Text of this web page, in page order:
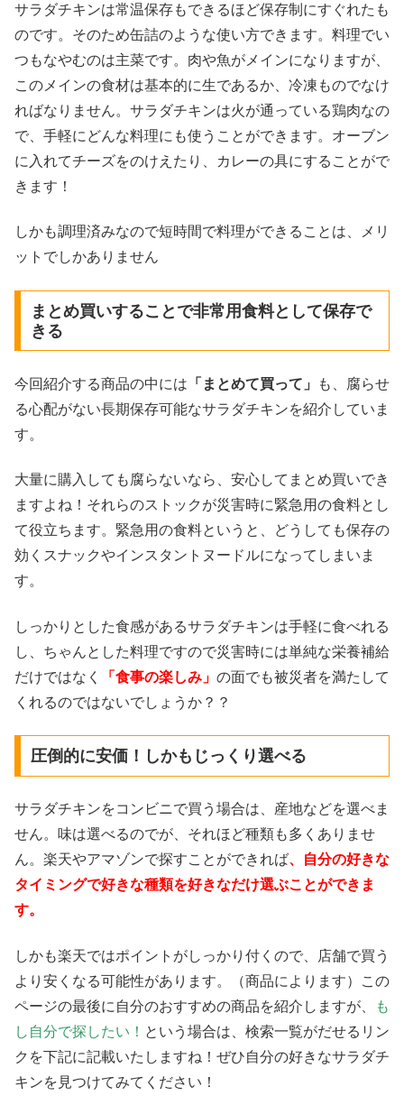
サラダチキンは常温保存もできるほど保存制にすぐれたも
のです。そのため缶詰のような使い方できます。料理でい
つもなやむのは主菜です。肉や魚がメインになりますが、
このメインの食材は基本的に生であるか、冷凍ものでなけ
ればなりません。サラダチキンは火が通っている鶏肉なの
で、手軽にどんな料理にも使うことができます。オーブン
に入れてチーズをのけえたり、カレーの具にすることがで
きます！
しかも調理済みなので短時間で料理ができることは、メリ
ットでしかありません
まとめ買いすることで非常用食料として保存で
きる
今回紹介する商品の中には 「まとめて買って」
も、腐らせ
る心配がない長期保存可能なサラダチキンを紹介していま
す。
大量に購入しても腐らないなら、安心してまとめ買いでき
ますよね！それらのストックが災害時に緊急用の食料とし
て役立ちます。緊急用の食料というと、どうしても保存の
効くスナックやインスタントヌードルになってしまいま
す。
しっかりとした食感があるサラダチキンは手軽に食べれる
し、ちゃんとした料理ですので災害時には単純な栄養補給
だけではなく
「食事の楽しみ」 の面でも被災者を満たして
くれるのではないでしょうか？？
圧倒的に安価！しかもじっくり選べる
サラダチキンをコンビニで買う場合は、産地などを選べま
せん。味は選べるのでが、それほど種類も多くありませ
ん。楽天やアマゾンで探すことができれば、自分の好きな
タイミングで好きな種類を好きなだけ選ぶことができま
す。
しかも楽天ではポイントがしっかり付くので、店舗で買う
より安くなる可能性があります。（商品によります）この
ページの最後に自分のおすすめの商品を紹介しますが、
も
し自分で探したい！ という場合は、検索一覧がだせるリン
クを下記に記載いたしますね！ぜひ自分の好きなサラダチ
キンを見つけてみてください！